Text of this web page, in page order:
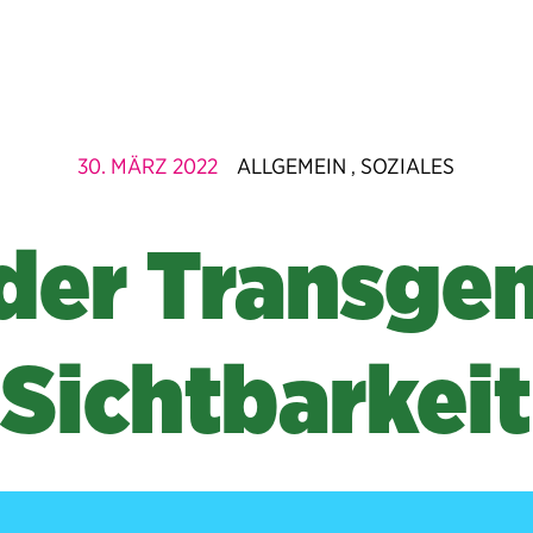
30. MÄRZ 2022 ALLGEMEIN ,SOZIALES
Sichtbarkeit